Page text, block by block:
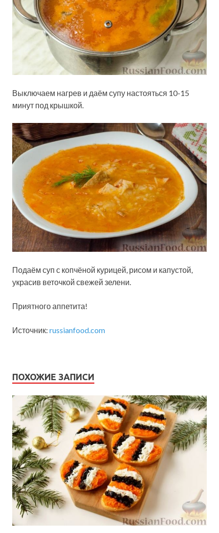
Выключаем нагрев и даём супу настояться 10-15
минут под крышкой.
Подаём суп с копчёной курицей, рисом и капустой,
украсив веточкой свежей зелени.
Приятного аппетита!
Источник: russianfood.com
ПОХОЖИЕ ЗАПИСИ